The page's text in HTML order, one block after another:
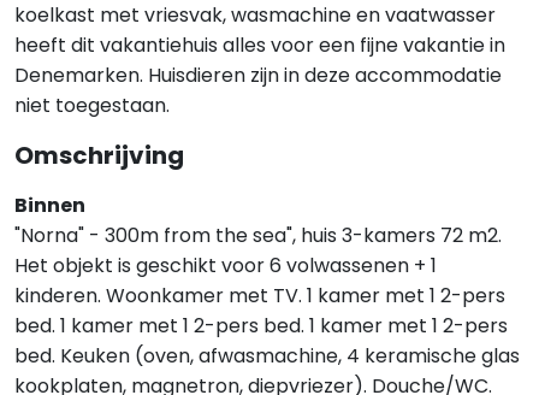
koelkast met vriesvak, wasmachine en vaatwasser
heeft dit vakantiehuis alles voor een fijne vakantie in
Denemarken. Huisdieren zijn in deze accommodatie
niet toegestaan.
Omschrijving
Binnen
"Norna" - 300m from the sea", huis 3-kamers 72 m2.
Het objekt is geschikt voor 6 volwassenen + 1
kinderen. Woonkamer met TV. 1 kamer met 1 2-pers
bed. 1 kamer met 1 2-pers bed. 1 kamer met 1 2-pers
bed. Keuken (oven, afwasmachine, 4 keramische glas
kookplaten, magnetron, diepvriezer). Douche/WC.